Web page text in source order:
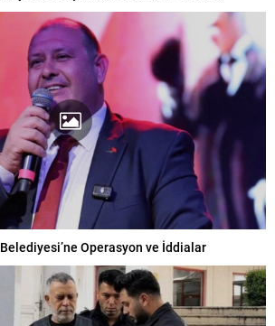
Operasyon ve İddialar